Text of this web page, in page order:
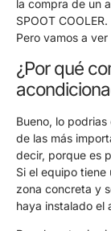
la compra de un
SPOOT COOLER.
Pero vamos a
¿Por qué
Bueno, lo
de las más
decir, porque es
Si el equipo tiene
zona concreta y
haya instalado el